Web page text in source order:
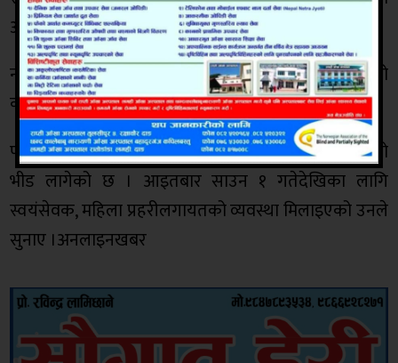
अधिकारीले जानकारी दिए ।
नीति कार्यान्वयनका लागि विभागीय प्रमुखहरू रहेको
कार्यान्वयन समितिसमेत गठन भएको छ ।
पशुपतिनाथ मन्दिरमा असार ३२ गते शनिबारदेखि नै भक्तजनको
भीड लागेको छ । आइतबार साउन १ गतेदेखिका लागि
स्वयंसेवक, महिला प्रहरीलगायतको व्यवस्था मिलाइएको उनले
सुनाए ।अनलाइनखबर